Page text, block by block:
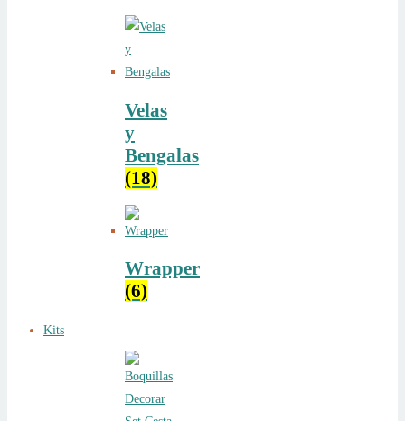
Velas
y
Bengalas
(18)
Wrapper
(6)
Kits